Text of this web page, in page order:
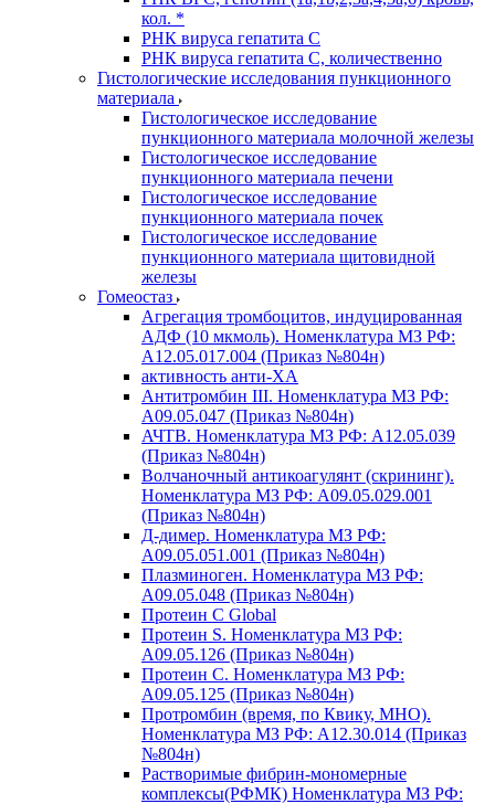
кол. *
РНК вируса гепатита C
РНК вируса гепатита C, количественно
Гистологические исследования пункционного
материала
Гистологическое исследование
пункционного материала молочной железы
Гистологическое исследование
пункционного материала печени
Гистологическое исследование
пункционного материала почек
Гистологическое исследование
пункционного материала щитовидной
железы
Гомеостаз
Агрегация тромбоцитов, индуцированная
АДФ (10 мкмоль). Номенклатура МЗ РФ:
A12.05.017.004 (Приказ №804н)
активность анти-ХА
Антитромбин III. Номенклатура МЗ РФ:
A09.05.047 (Приказ №804н)
АЧТВ. Номенклатура МЗ РФ: A12.05.039
(Приказ №804н)
Волчаночный антикоагулянт (скрининг).
Номенклатура МЗ РФ: A09.05.029.001
(Приказ №804н)
Д-димер. Номенклатура МЗ РФ:
A09.05.051.001 (Приказ №804н)
Плазминоген. Номенклатура МЗ РФ:
A09.05.048 (Приказ №804н)
Протеин C Global
Протеин S. Номенклатура МЗ РФ:
A09.05.126 (Приказ №804н)
Протеин С. Номенклатура МЗ РФ:
A09.05.125 (Приказ №804н)
Протромбин (время, по Квику, МНО).
Номенклатура МЗ РФ: A12.30.014 (Приказ
№804н)
Растворимые фибрин-мономерные
комплексы(РФМК) Номенклатура МЗ РФ: